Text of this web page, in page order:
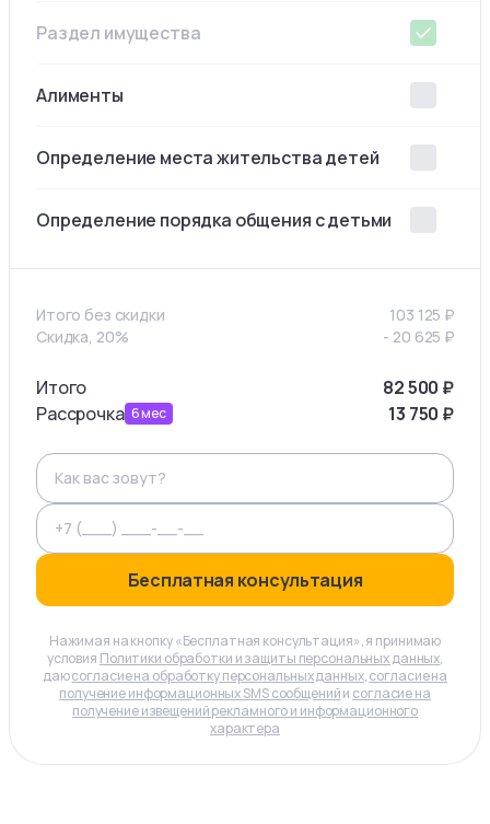
Раздел имущества
Алименты
Определение места жительства детей
Определение порядка общения с детьми
Итого без скидки 103 125 ₽
Скидка, 20%
- 20 625 ₽
Итого 82 500 ₽
Рассрочка 6мес 13 750 ₽
Бесплатная консультация
Нажимая на кнопку «Бесплатная консультация», я принимаю
условия Политики обработки и защиты персональных данных,
даюсогласие на обработку персональных данных,согласие на
получение информационных SMS сообщенийи согласие на
получение извещений рекламного и информационного
характера